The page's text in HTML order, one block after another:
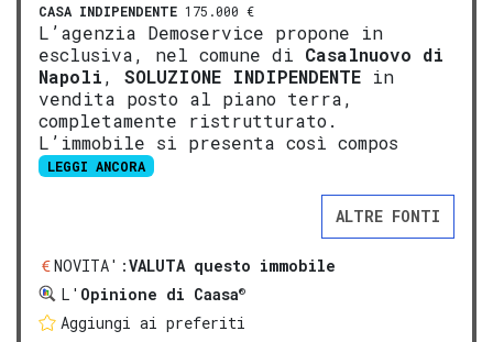
CASA INDIPENDENTE 175.000 €
L’agenzia Demoservice propone in
esclusiva, nel comune di Casalnuovo di
Napoli, SOLUZIONE INDIPENDENTE in
vendita posto al piano terra,
completamente ristrutturato.
L’immobile si presenta così compos
LEGGI ANCORA
ALTRE FONTI
NOVITA':VALUTA questo immobile
L' Opinione di Caasa®
Aggiungi ai preferiti